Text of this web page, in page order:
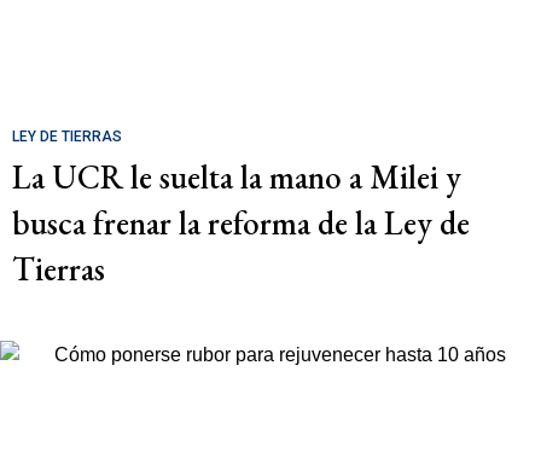
LEY DE TIERRAS
La UCR le suelta la mano a Milei y
busca frenar la reforma de la Ley de
Tierras